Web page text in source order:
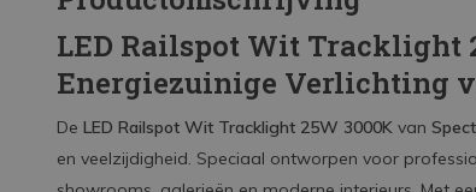
LED Railspot Wit Tracklight
Energiezuinige Verlichting
De LED Railspot Wit Tracklight 25W 3000K van
en veelzijdigheid. Speciaal ontworpen voor